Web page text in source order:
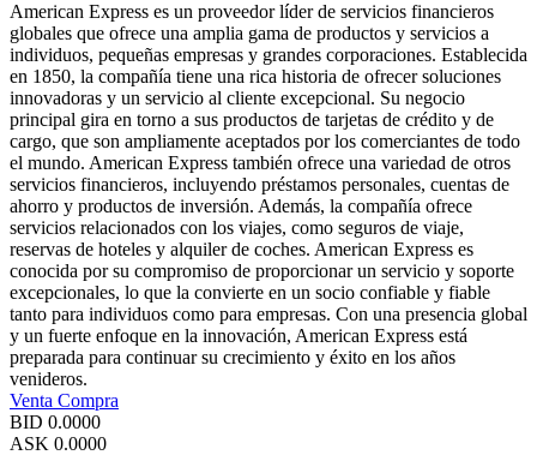
American Express es un proveedor líder de servicios financieros
globales que ofrece una amplia gama de productos y servicios a
individuos, pequeñas empresas y grandes corporaciones. Establecida
en 1850, la compañía tiene una rica historia de ofrecer soluciones
innovadoras y un servicio al cliente excepcional. Su negocio
principal gira en torno a sus productos de tarjetas de crédito y de
cargo, que son ampliamente aceptados por los comerciantes de todo
el mundo. American Express también ofrece una variedad de otros
servicios financieros, incluyendo préstamos personales, cuentas de
ahorro y productos de inversión. Además, la compañía ofrece
servicios relacionados con los viajes, como seguros de viaje,
reservas de hoteles y alquiler de coches. American Express es
conocida por su compromiso de proporcionar un servicio y soporte
excepcionales, lo que la convierte en un socio confiable y fiable
tanto para individuos como para empresas. Con una presencia global
y un fuerte enfoque en la innovación, American Express está
preparada para continuar su crecimiento y éxito en los años
venideros.
Venta Compra
BID 0.0000
ASK 0.0000